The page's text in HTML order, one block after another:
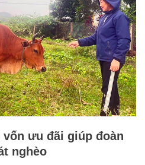
ưu đãi giúp đoàn
nghèo